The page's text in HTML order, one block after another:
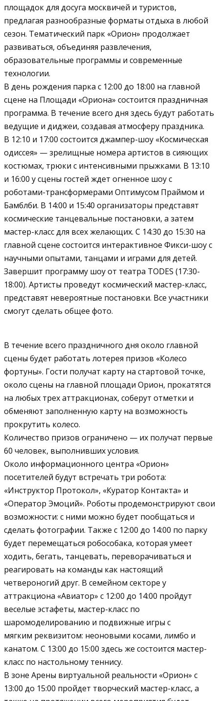
площадок для досуга москвичей и туристов,
предлагая разнообразные форматы отдыха в любой
сезон. Тематический парк «Орион» продолжает
развиваться, объединяя развлечения,
образовательные программы и современные
технологии.
В день рождения парка с 12:00 до 18:00 на главной
сцене на Площади «Ориона» состоится праздничная
программа. В течение всего дня здесь будут работать
ведущие и диджеи, создавая атмосферу праздника.
В 12:10 и 17:00 состоится джампер-шоу «Космическая
одиссея» — зрелищные номера артистов в сияющих
костюмах, трюки с интенсивными прыжками. В 13:10
и 16:00 у сцены гостей ждет огненное шоу с
роботами-трансформерами Оптимусом Праймом и
Бамблби. В 14:00 и 15:40 организаторы представят
космические танцевальные постановки, а затем
мастер-класс для всех желающих. С 14:30 до 15:30 на
главной сцене состоится интерактивное Фикси-шоу с
научными опытами, танцами и играми для детей.
Завершит программу шоу от театра TODES (17:30-
18:00). Артисты проведут космический мастер-класс,
представят невероятные постановки. Все участники
смогут сделать общее фото.
В течение всего праздничного дня около главной
сцены будет работать лотерея призов «Колесо
фортуны». Гости получат карту на стартовой точке,
около сцены на главной площади Орион, прокатятся
на любых трех аттракционах, соберут отметки и
обменяют заполненную карту на возможность
прокрутить колесо.
Количество призов ограничено — их получат первые
60 человек, выполнивших условия.
Около информационного центра «Орион»
посетителей будут встречать три робота:
«Инструктор Протокол», «Куратор Контакта» и
«Оператор Эмоций». Роботы продемонстрируют свои
возможности: с ними можно будет пообщаться и
сделать фотографии. Также с 12:00 до 14:00 по парку
будет перемещаться робособака, которая умеет
ходить, бегать, танцевать, переворачиваться и
реагировать на команды как настоящий
четвероногий друг. В семейном секторе у
аттракциона «Авиатор» с 12:00 до 14:00 пройдут
веселые эстафеты, мастер-класс по
шаромоделированию и подвижные игры с
мягким реквизитом: неоновыми косами, лимбо и
канатом. С 13:00 до 15:00 здесь же состоится мастер-
класс по настольному теннису.
В зоне Арены виртуальной реальности «Орион» с
13:00 до 15:00 пройдет творческий мастер-класс, а